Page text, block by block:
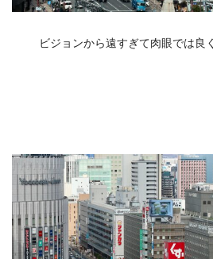
ビジョンから遠すぎて肉眼では良